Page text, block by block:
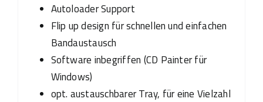
Autoloader Support
Flip up design für schnellen und einfachen
Bandaustausch
Software inbegriffen (CD Painter für
Windows)
opt. austauschbarer Tray, für eine Vielzahl